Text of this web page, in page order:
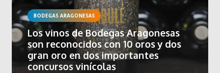
BODEGAS ARAGONESAS
Los vinos de Bodegas Aragonesas
son reconocidos con 10 oros y dos
gran oro en dos importantes
concursos vinícolas